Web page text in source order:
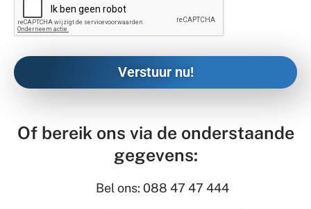
Of bereik ons via de onderstaande
gegevens:
Bel ons: 088 47 47 444